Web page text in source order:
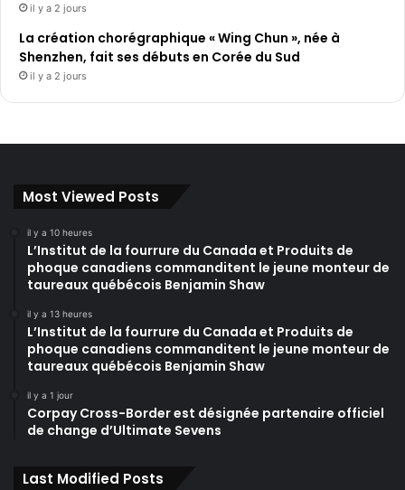
il y a 2 jours
La création chorégraphique « Wing Chun », née à
Shenzhen, fait ses débuts en Corée du Sud
il y a 2 jours
Most Viewed Posts
il y a 10 heures
L’Institut de la fourrure du Canada et Produits de
phoque canadiens commanditent le jeune monteur de
taureaux québécois Benjamin Shaw
il y a 13 heures
L’Institut de la fourrure du Canada et Produits de
phoque canadiens commanditent le jeune monteur de
taureaux québécois Benjamin Shaw
il y a 1 jour
Corpay Cross-Border est désignée partenaire officiel
de change d’Ultimate Sevens
Last Modified Posts